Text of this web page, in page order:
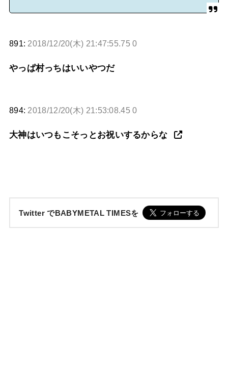
891: 2018/12/20(木) 21:47:55.75 0
やっぱ村っちはいいやつだ
894: 2018/12/20(木) 21:53:08.45 0
大神はいつもこそっとお祝いするからな
Twitter でBABYMETAL TIMESを